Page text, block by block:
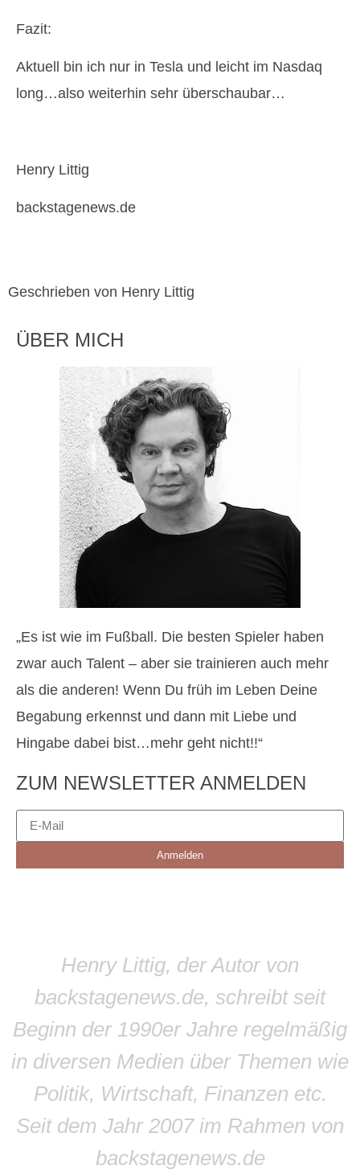
Fazit:
Aktuell bin ich nur in Tesla und leicht im Nasdaq
long…also weiterhin sehr überschaubar…
Henry Littig
backstagenews.de
Geschrieben von Henry Littig
ÜBER MICH
„Es ist wie im Fußball. Die besten Spieler haben
zwar auch Talent – aber sie trainieren auch mehr
als die anderen! Wenn Du früh im Leben Deine
Begabung erkennst und dann mit Liebe und
Hingabe dabei bist…mehr geht nicht!!“
ZUM NEWSLETTER ANMELDEN
Anmelden
Henry Littig, der Autor von
backstagenews.de, schreibt seit
Beginn der 1990er Jahre regelmäßig
in diversen Medien über Themen wie
Politik, Wirtschaft, Finanzen etc.
Seit dem Jahr 2007 im Rahmen von
backstagenews.de